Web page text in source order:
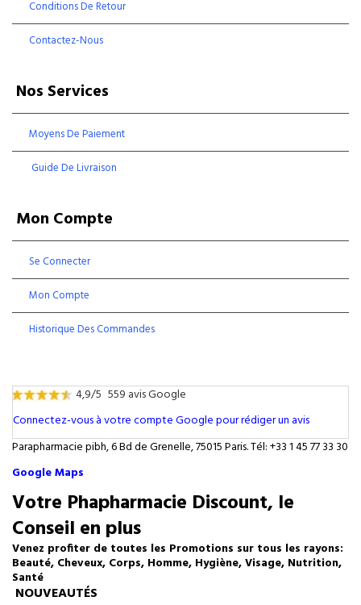
Conditions De Retour
Contactez-Nous
Nos Services
Moyens De Paiement
Guide De Livraison
Mon Compte
Se Connecter
Mon Compte
Historique Des Commandes
4,9/5 559 avis Google
Connectez-vous à votre compte Google pour rédiger un avis
Parapharmacie pibh, 6 Bd de Grenelle, 75015 Paris. Tél: +33 1 45 77 33 30
Google Maps
Votre Phapharmacie Discount, le
Conseil en plus
Venez profiter de toutes les Promotions sur tous les rayons:
Beauté, Cheveux, Corps, Homme, Hygiène, Visage, Nutrition,
Santé
NOUVEAUTÉS